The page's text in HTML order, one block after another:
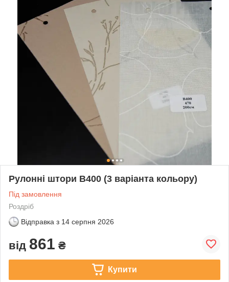
Рулонні штори B400 (3 варіанта кольору)
Під замовлення
Роздріб
Відправка з 14 серпня 2026
від 861 ₴
Купити